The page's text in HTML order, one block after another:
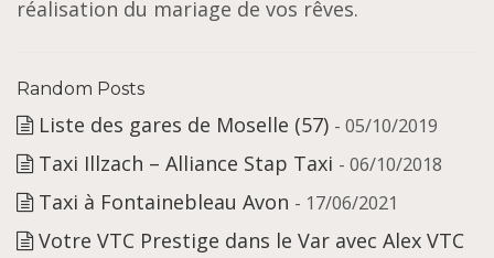
réalisation du mariage de vos rêves.
Random Posts
Liste des gares de Moselle (57) - 05/10/2019
Taxi Illzach – Alliance Stap Taxi - 06/10/2018
Taxi à Fontainebleau Avon - 17/06/2021
Votre VTC Prestige dans le Var avec Alex VTC